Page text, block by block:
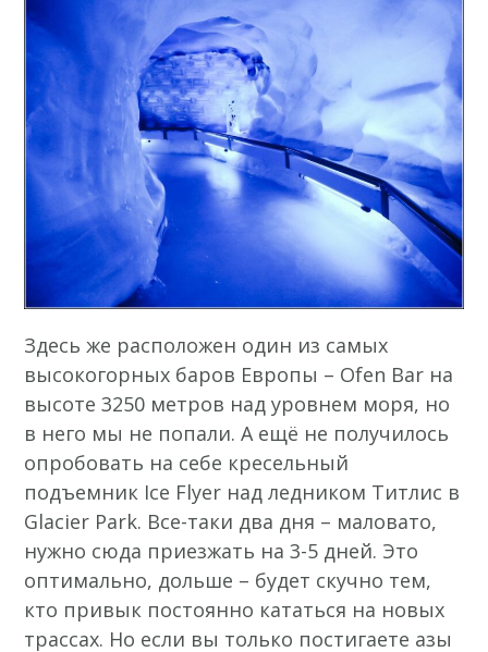
Здесь же расположен один из самых
высокогорных баров Европы – Ofen Bar на
высоте 3250 метров над уровнем моря, но
в него мы не попали. А ещё не получилось
опробовать на себе кресельный
подъемник Ice Flyer над ледником Титлис в
Glacier Park. Все-таки два дня – маловато,
нужно сюда приезжать на 3-5 дней. Это
оптимально, дольше – будет скучно тем,
кто привык постоянно кататься на новых
трассах. Но если вы только постигаете азы